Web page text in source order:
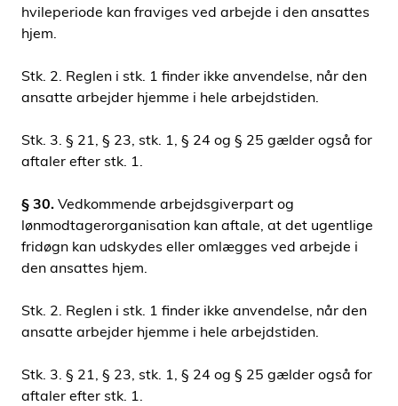
hvileperiode kan fraviges ved arbejde i den ansattes
hjem.
Stk. 2. Reglen i stk. 1 finder ikke anvendelse, når den
ansatte arbejder hjemme i hele arbejdstiden.
Stk. 3. § 21, § 23, stk. 1, § 24 og § 25 gælder også for
aftaler efter stk. 1.
§ 30. Vedkommende arbejdsgiverpart og
lønmodtagerorganisation kan aftale, at det ugentlige
fridøgn kan udskydes eller omlægges ved arbejde i
den ansattes hjem.
Stk. 2. Reglen i stk. 1 finder ikke anvendelse, når den
ansatte arbejder hjemme i hele arbejdstiden.
Stk. 3. § 21, § 23, stk. 1, § 24 og § 25 gælder også for
aftaler efter stk. 1.